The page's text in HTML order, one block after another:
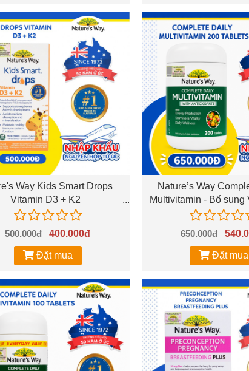
Way Kids Smart Drops
Vitamin D3 + K2
500.000đ400.000đ
Đặt mua
Nature’s Way
Multivitamin - Bổ sung
khoáng chất (200
650.000đ
Đặt mua